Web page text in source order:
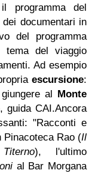
programma del
documentari in
del programma
del viaggio
Ad esempio
escursione:
al Monte
guida CAI.Ancora
"Racconti e
Pinacoteca Rao (Il
), l'ultimo
al Bar Morgana